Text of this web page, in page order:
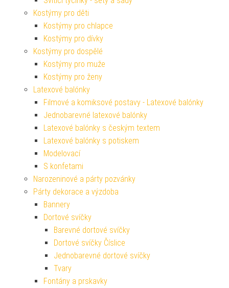
Kostýmy pro děti
Kostýmy pro chlapce
Kostýmy pro dívky
Kostýmy pro dospělé
Kostýmy pro muže
Kostýmy pro ženy
Latexové balónky
Filmové a komiksové postavy - Latexové balónky
Jednobarevné latexové balónky
Latexové balónky s českým textem
Latexové balónky s potiskem
Modelovací
S konfetami
Narozeninové a párty pozvánky
Párty dekorace a výzdoba
Bannery
Dortové svíčky
Barevné dortové svíčky
Dortové svíčky Číslice
Jednobarevné dortové svíčky
Tvary
Fontány a prskavky